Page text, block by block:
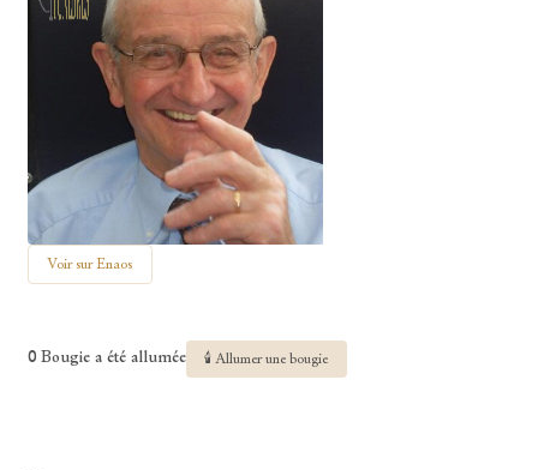
Voir sur Enaos
0 Bougie a été allumée 🕯 Allumer une bougie